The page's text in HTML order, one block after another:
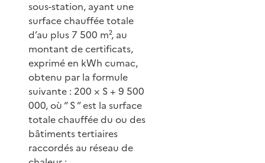
sous-station, ayant une
surface chauffée totale
d’au plus 7 500 m², au
montant de certificats,
exprimé en kWh cumac,
obtenu par la formule
suivante : 200 × S + 9 500
000, où “ S ” est la surface
totale chauffée du ou des
bâtiments tertiaires
raccordés au réseau de